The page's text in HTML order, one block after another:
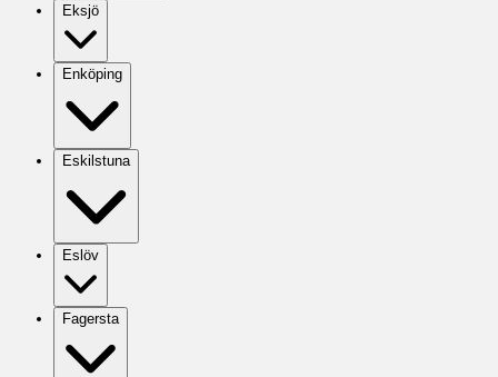
Eksjö
Enköping
Eskilstuna
Eslöv
Fagersta